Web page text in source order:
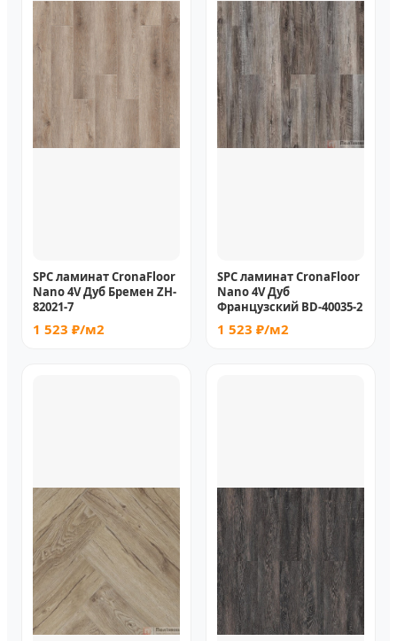
SPC ламинат CronaFloor
Nano 4V Дуб Бремен ZH-
82021-7
1 523 ₽/м2
SPC ламинат CronaFloor
Nano 4V Дуб
Французский BD-40035-2
1 523 ₽/м2